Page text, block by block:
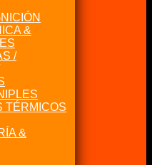
&
/
TÉRMICOS
&